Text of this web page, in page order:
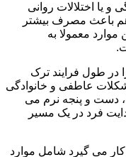
و یا اختلالات روانی
هم باعث مصرف بیشتر
موارد معمولا به
در طول فرایند ترک
عاطفی و خانوادگی
دست و پنجه نرم می
فرد در یک مسیر
می گیرد شامل موارد